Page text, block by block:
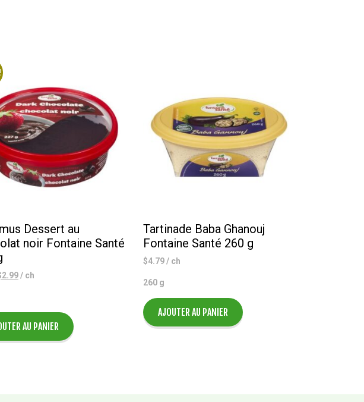
Dessert au
noir Fontaine Santé
:
2.99Le
est :
$2.99.
/ ch
AU PANIER
Tartinade Baba Ghanouj
Fontaine Santé 260 g
$4.79/ ch
260 g
AJOUTER AU PANIER